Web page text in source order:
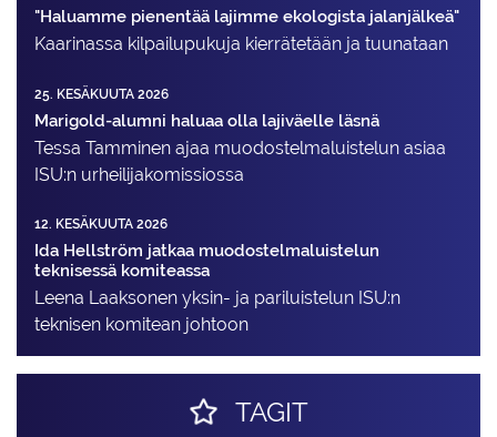
"Haluamme pienentää lajimme ekologista jalanjälkeä"
Kaarinassa kilpailupukuja kierrätetään ja tuunataan
25. KESÄKUUTA 2026
Marigold-alumni haluaa olla lajiväelle läsnä
Tessa Tamminen ajaa muodostelma­luistelun asiaa
ISU:n urheilija­komissiossa
12. KESÄKUUTA 2026
Ida Hellström jatkaa muodostelmaluistelun
teknisessä komiteassa
Leena Laaksonen yksin- ja pariluistelun ISU:n
teknisen komitean johtoon
TAGIT